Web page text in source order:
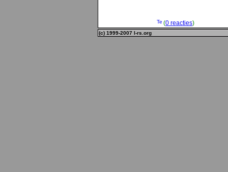
(0 reacties)
(c) 1999-2007 l-rs.org